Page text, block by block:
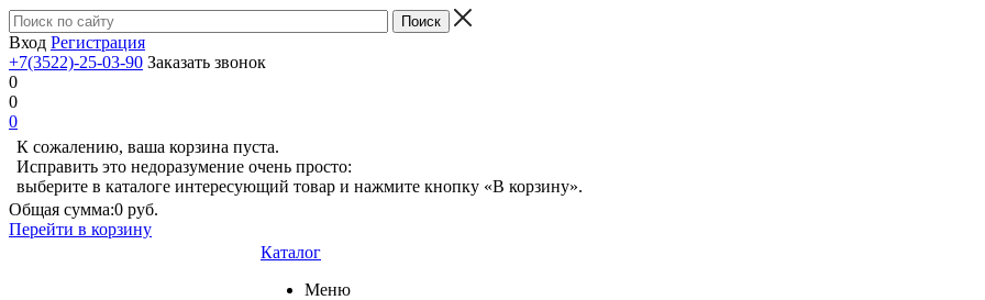
Вход Регистрация
+7(3522)-25-03-90 Заказать звонок
0
0
0
К сожалению, ваша корзина пуста.
Исправить это недоразумение очень просто:
выберите в каталоге интересующий товар и нажмите кнопку «В корзину».
Общая сумма:0 руб.
Перейти в корзину
Каталог
Меню